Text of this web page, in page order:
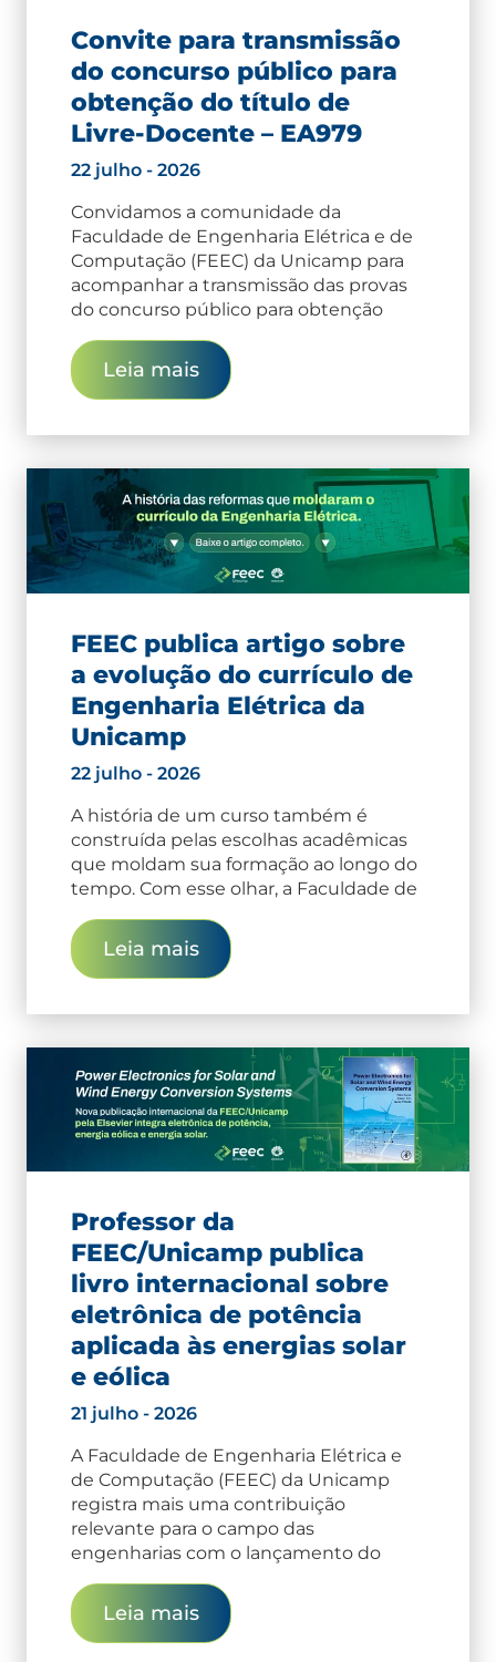
Convite para transmissão
do concurso público para
obtenção do título de
Livre-Docente – EA979
22 julho - 2026
Convidamos a comunidade da
Faculdade de Engenharia Elétrica e de
Computação (FEEC) da Unicamp para
acompanhar a transmissão das provas
do concurso público para obtenção
Leia mais
FEEC publica artigo sobre
a evolução do currículo de
Engenharia Elétrica da
Unicamp
22 julho - 2026
A história de um curso também é
construída pelas escolhas acadêmicas
que moldam sua formação ao longo do
tempo. Com esse olhar, a Faculdade de
Leia mais
Professor da
FEEC/Unicamp publica
livro internacional sobre
eletrônica de potência
aplicada às energias solar
e eólica
21 julho - 2026
A Faculdade de Engenharia Elétrica e
de Computação (FEEC) da Unicamp
registra mais uma contribuição
relevante para o campo das
engenharias com o lançamento do
Leia mais